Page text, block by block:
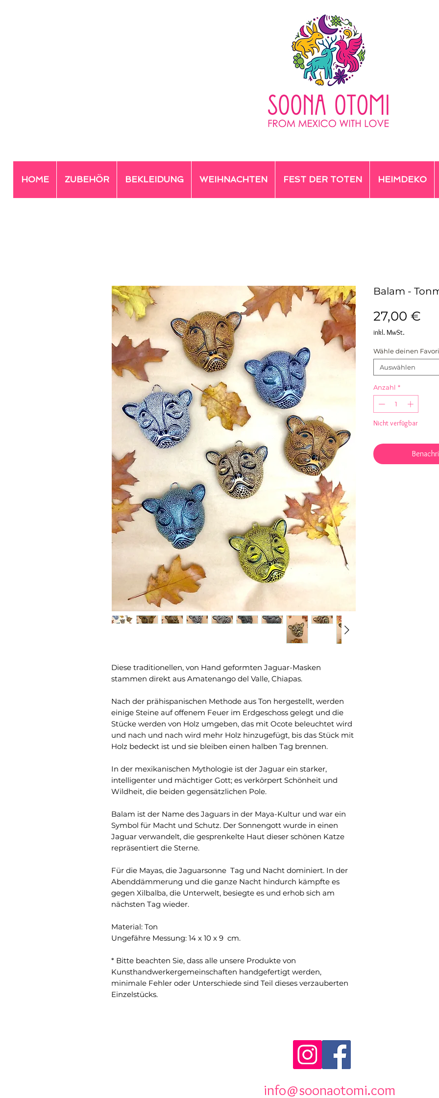
HOME ZUBEHÖR BEKLEIDUNG WEIHNACHTEN FEST DER TOTEN HEIMDEKO
Diese traditionellen, von Hand geformten Jaguar-Masken
stammen direkt aus Amatenango del Valle, Chiapas.
Nach der prähispanischen Methode aus Ton hergestellt, werden
einige Steine auf offenem Feuer im Erdgeschoss gelegt und die
Stücke werden von Holz umgeben, das mit Ocote beleuchtet wird
und nach und nach wird mehr Holz hinzugefügt, bis das Stück mit
Holz bedeckt ist und sie bleiben einen halben Tag brennen.
In der mexikanischen Mythologie ist der Jaguar ein starker,
intelligenter und mächtiger Gott; es verkörpert Schönheit und
Wildheit, die beiden gegensätzlichen Pole.
Balam ist der Name des Jaguars in der Maya-Kultur und war ein
Symbol für Macht und Schutz. Der Sonnengott wurde in einen
Jaguar verwandelt, die gesprenkelte Haut dieser schönen Katze
repräsentiert die Sterne.
Für die Mayas, die Jaguarsonne Tag und Nacht dominiert. In der
Abenddämmerung und die ganze Nacht hindurch kämpfte es
gegen Xilbalba, die Unterwelt, besiegte es und erhob sich am
nächsten Tag wieder.
Material: Ton
Ungefähre Messung: 14 x 10 x 9 cm.
* Bitte beachten Sie, dass alle unsere Produkte von
Kunsthandwerkergemeinschaften handgefertigt werden,
minimale Fehler oder Unterschiede sind Teil dieses verzauberten
Einzelstücks.
Balam -
27,00 €
inkl. MwSt.
Wähle deinen
Auswählen
Anzahl *
Nicht verfügbar
info@soonaotomi.com